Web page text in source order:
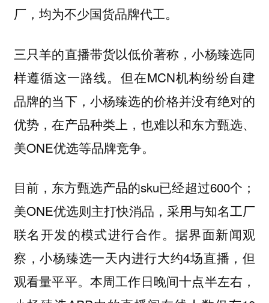
厂，均为不少国货品牌代工。
三只羊的直播带货以低价著称，小杨臻选同
样遵循这一路线。但在MCN机构纷纷自建
品牌的当下，小杨臻选的价格并没有绝对的
优势，在产品种类上，也难以和东方甄选、
美ONE优选等品牌竞争。
目前，东方甄选产品的sku已经超过600个；
美ONE优选则主打快消品，采用与知名工厂
联名开发的模式进行合作。据界面新闻观
察，小杨臻选一天内进行大约4场直播，但
观看量平平。本周工作日晚间十点半左右，